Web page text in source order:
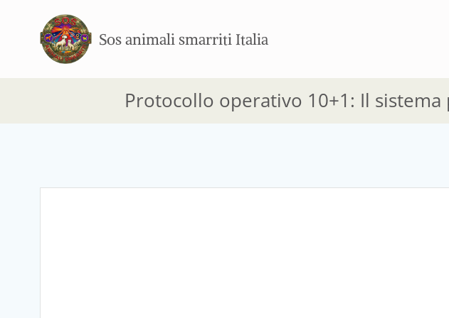
contenuto
Sos animali smarriti Italia
Protocollo operativo 10+1: Il